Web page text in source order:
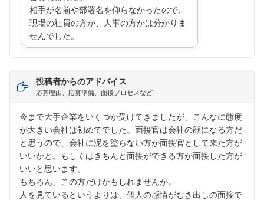
相手が名前や部署名を仰らなかったので、
現場の社員の方か、人事の方かは分かりま
せんでした。
投稿者からのアドバイス
応募理由、応募準備、面接プロセスなど
今まで大手企業をいくつか受けてきましたが、こんなに態度
が大きい会社は初めてでした。面接官は会社の顔になる方だ
と思うので、会社に泥を塗らない方が面接官として来た方が
いいかと。もしくはきちんと面接ができる方が面接した方が
いいと思います。
もちろん、この方だけかもしれませんが。
人を見ているというよりは、個人の感情がむき出しの面接で